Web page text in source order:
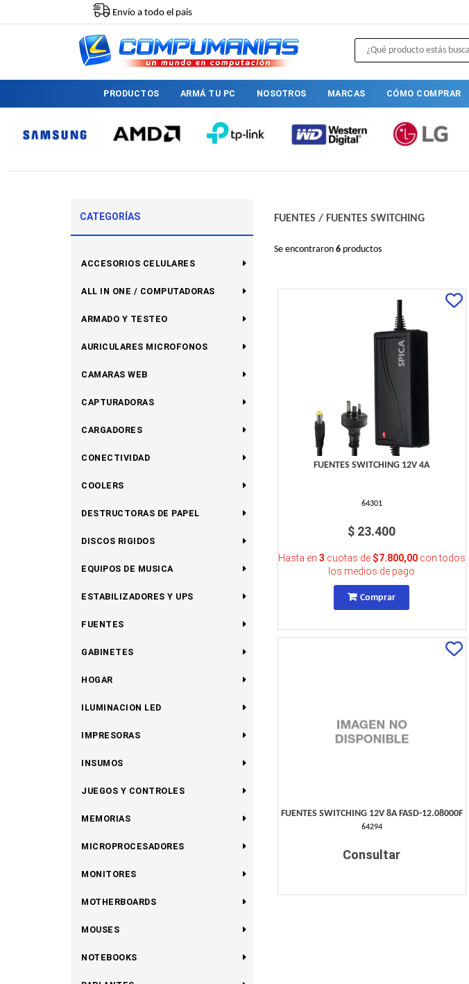
PRODUCTOS ARMÁ TU PC NOSOTROS MARCAS CÓMO COMPRAR
Envío a todo el pais
CATEGORÍAS
ACCESORIOS CELULARES
ALL IN ONE / COMPUTADORAS
ARMADO Y TESTEO
AURICULARES MICROFONOS
CAMARAS WEB
CAPTURADORAS
CARGADORES
CONECTIVIDAD
COOLERS
DESTRUCTORAS DE PAPEL
DISCOS RIGIDOS
EQUIPOS DE MUSICA
ESTABILIZADORES Y UPS
FUENTES
GABINETES
HOGAR
ILUMINACION LED
IMPRESORAS
INSUMOS
JUEGOS Y CONTROLES
MEMORIAS
MICROPROCESADORES
MONITORES
MOTHERBOARDS
MOUSES
NOTEBOOKS
FUENTES / FUENTES SWITCHING
Se encontraron 6 productos
FUENTES SWITCHING 12V 4A
64301
$ 23.400
Hasta en 3 cuotas de $7.800,00con todos
los medios de pago
Comprar
FUENTES SWITCHING 12V 8A FASD-12.08000F
64294
Consultar